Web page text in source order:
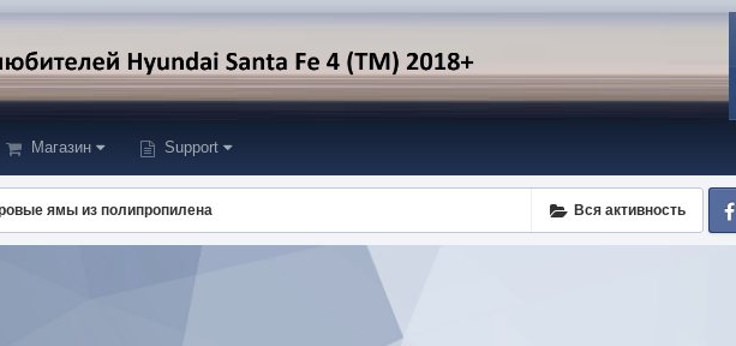
Магазин Support
Вся активность
ямы из полипропилена